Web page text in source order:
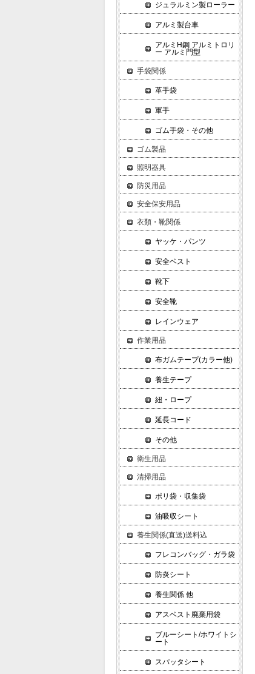
ジュラルミン製ローラー
アルミ製台車
アルミH鋼 アルミトロリ
ー アルミ門型
手袋関係
革手袋
軍手
ゴム手袋・その他
ゴム製品
照明器具
防災用品
安全保安用品
衣類・靴関係
ヤッケ・パンツ
安全ベスト
靴下
安全靴
レインウェア
作業用品
布ガムテープ(カラー他)
養生テープ
紐・ロープ
延長コード
その他
衛生用品
清掃用品
ポリ袋・収集袋
油吸収シート
養生関係(直送)送料込
フレコンバッグ・ガラ袋
防炎シート
養生関係 他
アスベスト廃棄用袋
ブルーシート/ホワイトシ
ート
スパッタシート